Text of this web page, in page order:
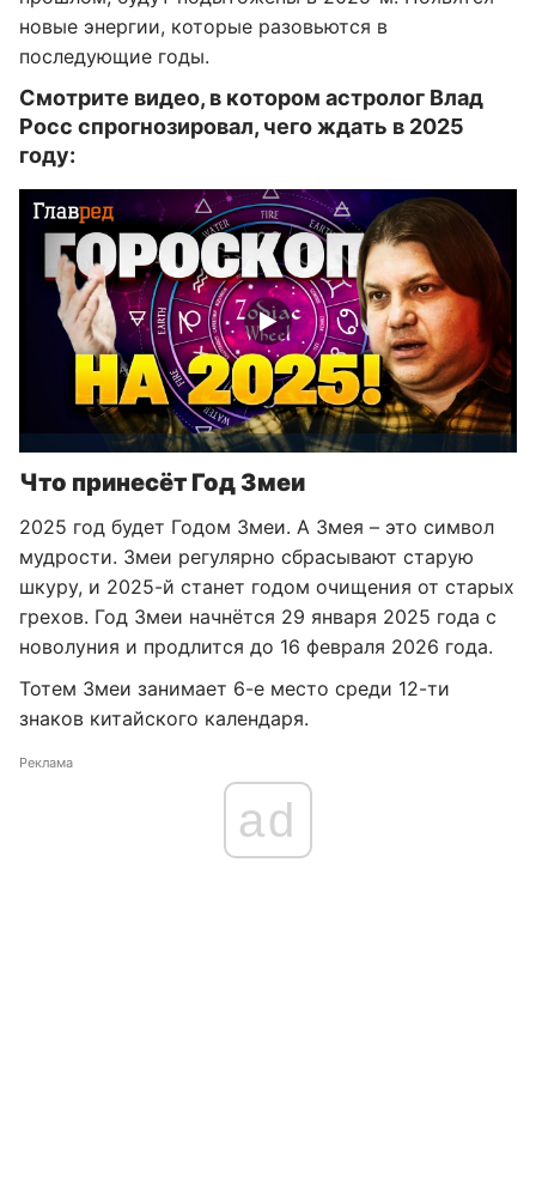
новые энергии, которые разовьются в
последующие годы.
Смотрите видео, в котором астролог Влад
Росс спрогнозировал, чего ждать в 2025
году:
Что принесёт Год Змеи
2025 год будет Годом Змеи. А Змея – это символ
мудрости. Змеи регулярно сбрасывают старую
шкуру, и 2025-й станет годом очищения от старых
грехов. Год Змеи начнётся 29 января 2025 года с
новолуния и продлится до 16 февраля 2026 года.
Тотем Змеи занимает 6-е место среди 12-ти
знаков китайского календаря.
Реклама
ad